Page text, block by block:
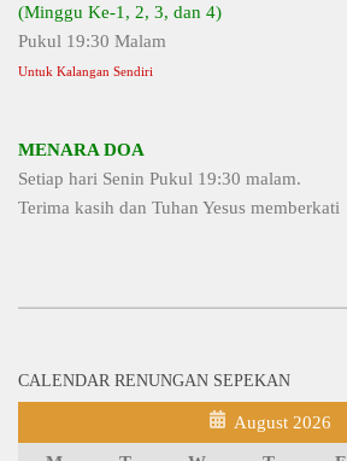
(Minggu Ke-1, 2, 3, dan 4)
Pukul 19:30 Malam
Untuk Kalangan Sendiri
MENARA DOA
Setiap hari Senin Pukul 19:30 malam.
Terima kasih dan Tuhan Yesus memberkati
CALENDAR RENUNGAN SEPEKAN
August 2026